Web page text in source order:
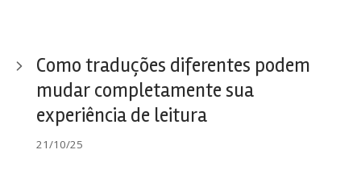
Como traduções diferentes podem
mudar completamente sua
experiência de leitura
21/10/25